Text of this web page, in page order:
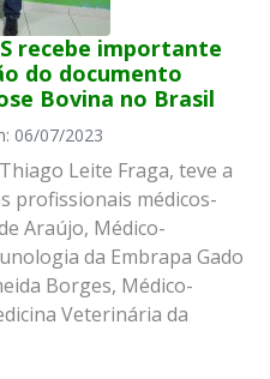
recebe importante
do documento
Bovina no Brasil
06/07/2023
Leite Fraga, teve a
profissionais médicos-
Araújo, Médico-
da Embrapa Gado
Borges, Médico-
Veterinária da